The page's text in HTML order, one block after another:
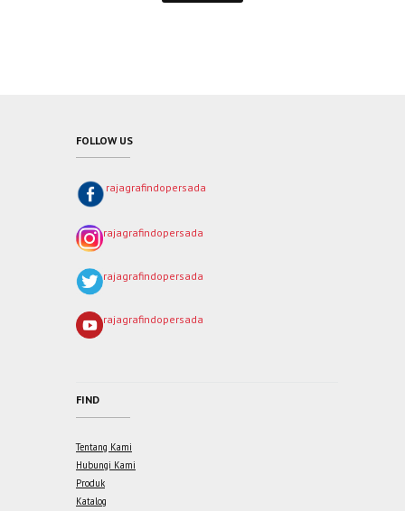
FOLLOW US
rajagrafindopersada
rajagrafindopersada
rajagrafindopersada
rajagrafindopersada
FIND
Tentang Kami
Hubungi Kami
Produk
Katalog